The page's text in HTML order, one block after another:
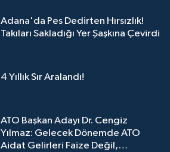
Adana'da Pes Dedirten Hırsızlık!
Takıları Sakladığı Yer Şaşkına Çevirdi
4 Yıllık Sır Aralandı!
ATO Başkan Adayı Dr. Cengiz
Yılmaz: Gelecek Dönemde ATO
Aidat Gelirleri Faize Değil,